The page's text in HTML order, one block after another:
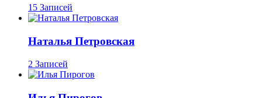
15 Записей
Наталья Петровская
2 Записей